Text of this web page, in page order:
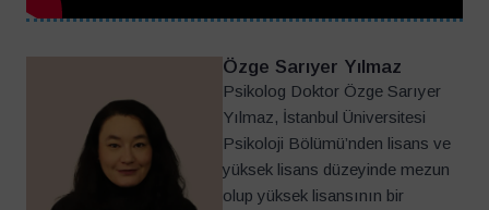
Özge Sarıyer Yılmaz
Psikolog Doktor Özge Sarıyer
Yılmaz, İstanbul Üniversitesi
Psikoloji Bölümü’nden lisans ve
yüksek lisans düzeyinde mezun
olup yüksek lisansının bir